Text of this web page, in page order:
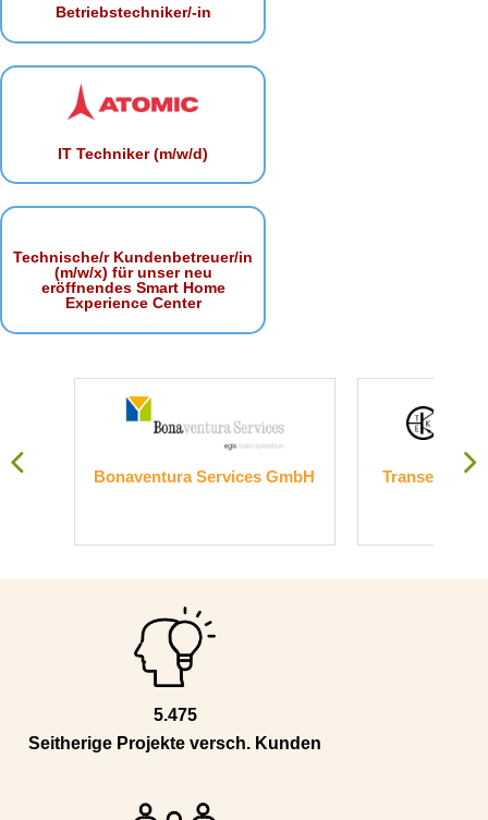
Betriebstechniker/-in
IT Techniker (m/w/d)
Technische/r Kundenbetreuer/in
(m/w/x) für unser neu
eröffnendes Smart Home
Experience Center
Bonaventura Services GmbH
5.475
Seitherige Projekte versch. Kunden